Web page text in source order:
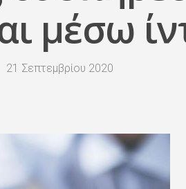
μέσω
21 Σεπτεμβρίου 2020